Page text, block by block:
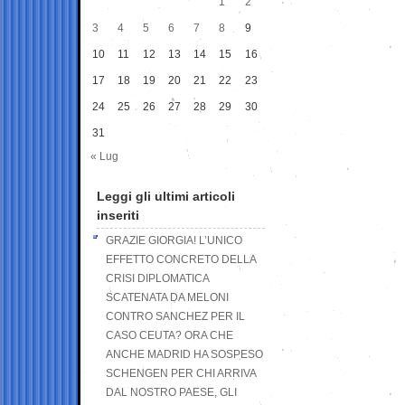
3 4 5 6 7 8 9
10 11 12 13 14 15 16
17 18 19 20 21 22 23
24 25 26 27 28 29 30
31
« Lug
Leggi gli ultimi articoli
inseriti
GRAZIE GIORGIA! L’UNICO
EFFETTO CONCRETO DELLA
CRISI DIPLOMATICA
SCATENATA DA MELONI
CONTRO SANCHEZ PER IL
CASO CEUTA? ORA CHE
ANCHE MADRID HA SOSPESO
SCHENGEN PER CHI ARRIVA
DAL NOSTRO PAESE, GLI